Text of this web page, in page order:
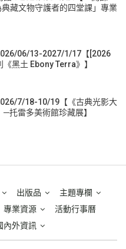
藏文物守護者的四堂課」專業
06/13-2027/1/17【[2026
黑土 Ebony Terra》】
7/18-10/19【《古典光影大
托雷多美術館珍藏展】
出版品
主題專欄
專業資源
活動行事曆
內外資訊